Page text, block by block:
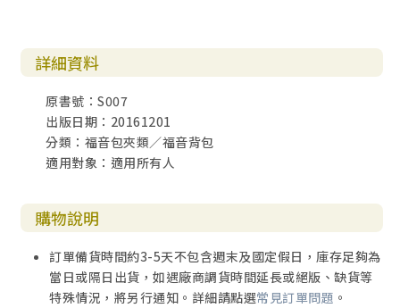
詳細資料
原書號：S007
出版日期：20161201
分類：福音包夾類／福音背包
適用對象：適用所有人
購物說明
訂單備貨時間約3-5天不包含週末及國定假日，庫存足夠為
當日或隔日出貨，如遇廠商調貨時間延長或絕版、缺貨等
特殊情況，將另行通知。詳細請點選常見訂單問題 。